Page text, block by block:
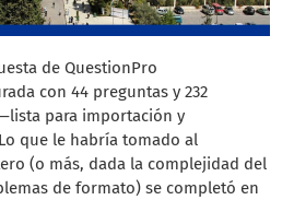
de QuestionPro
con 44 preguntas y 232
para importación y
que le habría tomado al
(o más, dada la complejidad del
de formato) se completó en